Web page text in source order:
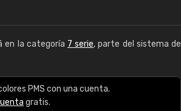
en la categoría 7 serie, parte del sistema de
PMS con una cuenta.
gratis.